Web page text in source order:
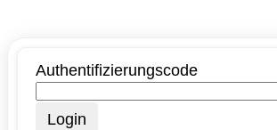
Authentifizierungscode